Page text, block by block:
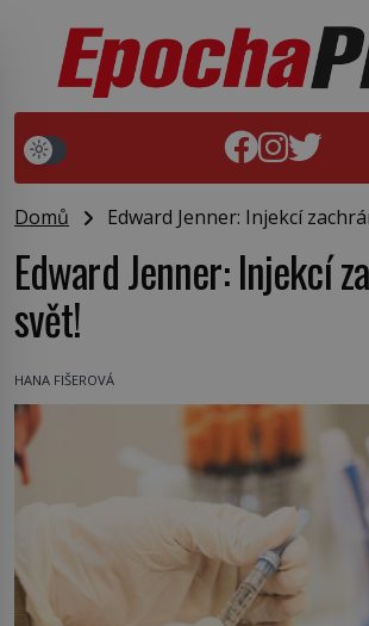
Domů Edward Jenner: Injekcí
Edward Jenner: Injekcí
svět!
HANA FIŠEROVÁ